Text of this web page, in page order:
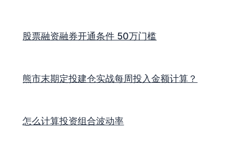
股票融资融券开通条件 50万门槛
熊市末期定投建仓实战每周投入金额计算？
怎么计算投资组合波动率